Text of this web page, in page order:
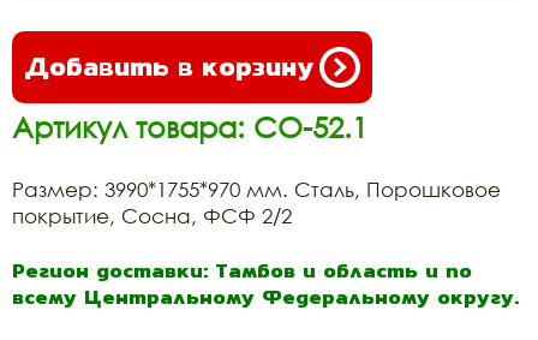
Добавить в корзину
Артикул товара: СО-52.1
Размер: 3990*1755*970 мм. Сталь, Порошковое
покрытие, Сосна, ФСФ 2/2
Регион доставки: Тамбов и область и по
всему Центральному Федеральному округу.